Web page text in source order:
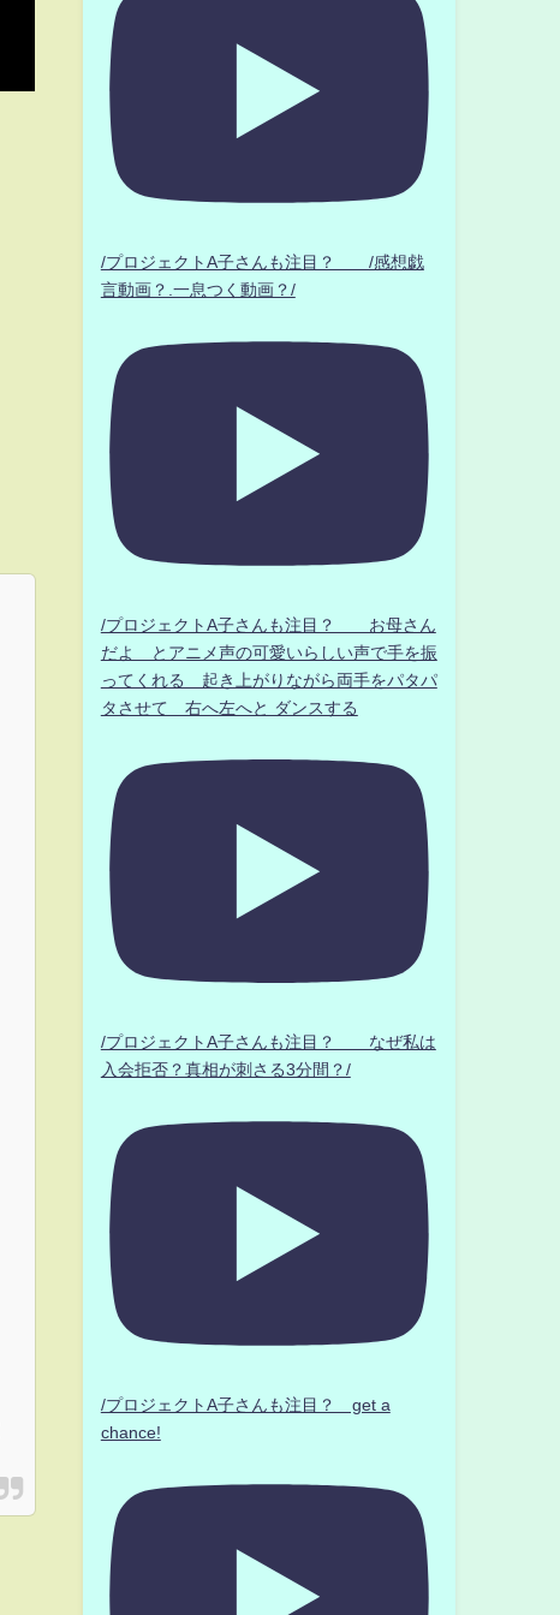
/プロジェクトA子さんも注目？ /感想戯
言動画？.一息つく動画？/
/プロジェクトA子さんも注目？ お母さん
だよ とアニメ声の可愛いらしい声で手を振
ってくれる 起き上がりながら両手をパタパ
タさせて 右へ左へと ダンスする
/プロジェクトA子さんも注目？ なぜ私は
入会拒否？真相が刺さる3分間？/
/プロジェクトA子さんも注目？ get a
chance!